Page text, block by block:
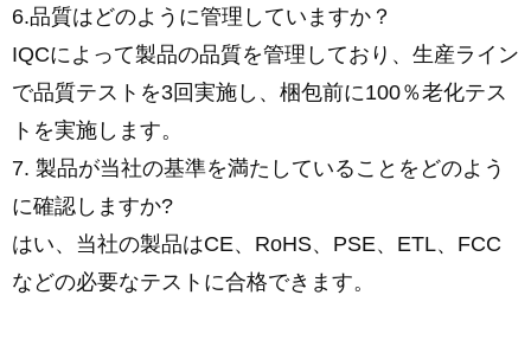
6.品質はどのように管理していますか？
IQCによって製品の品質を管理しており、生産ライン
で品質テストを3回実施し、梱包前に100％老化テス
トを実施します。
7. 製品が当社の基準を満たしていることをどのよう
に確認しますか?
はい、当社の製品はCE、RoHS、PSE、ETL、FCC
などの必要なテストに合格できます。